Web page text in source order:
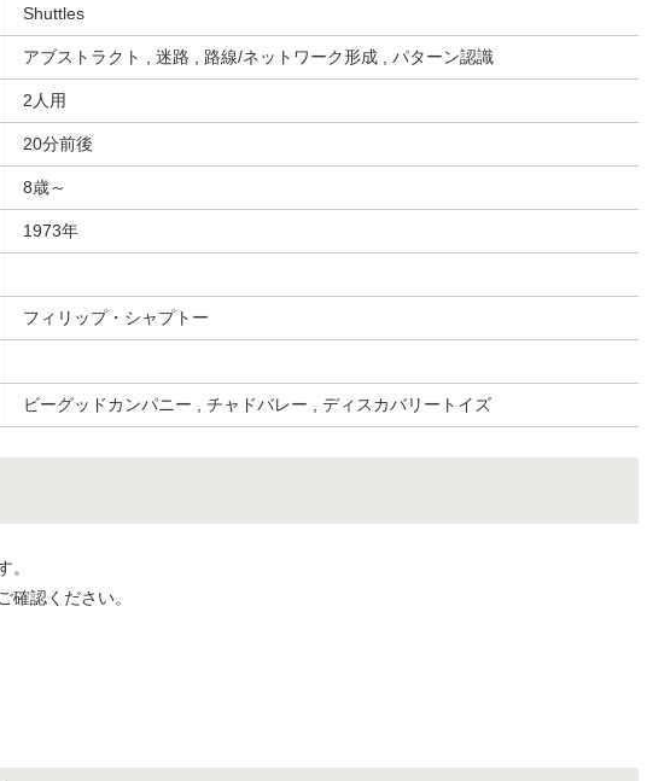
Shuttles
アブストラクト , 迷路 , 路線/ネットワーク形成 , パターン認識
2人用
20分前後
8歳～
1973年
フィリップ・シャプトー
ビーグッドカンパニー , チャドバレー , ディスカバリートイズ
。
確認ください。